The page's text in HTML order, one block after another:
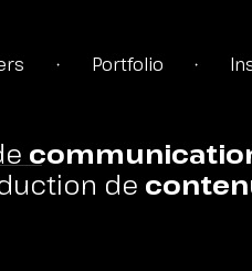
• Portfolio •
de